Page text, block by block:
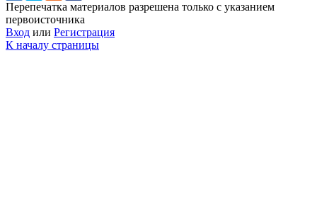
Перепечатка материалов разрешена только с указанием
первоисточника
Вход или Регистрация
К началу страницы